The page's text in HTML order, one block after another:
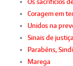
Coragem em
Unidos na
Sinais de justiça
Parabéns,
Marega